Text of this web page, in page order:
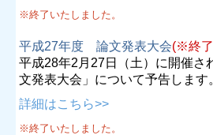
※終了いたしました。
平成27年度 論文発表大会(※終
平成28年2月27日（土）に開催
文発表大会」について予告します
詳細はこちら>>
※終了いたしました。